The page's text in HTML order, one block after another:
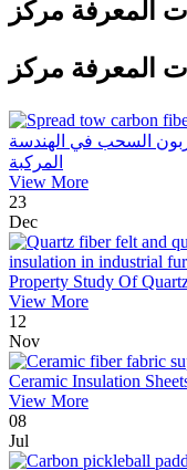
المعرفة مركز
المعرفة مركز
السحب في الهندسة
المركبة
View More
23
Dec
Property Study Of
View More
12
Nov
Ceramic Insulation
View More
08
Jul